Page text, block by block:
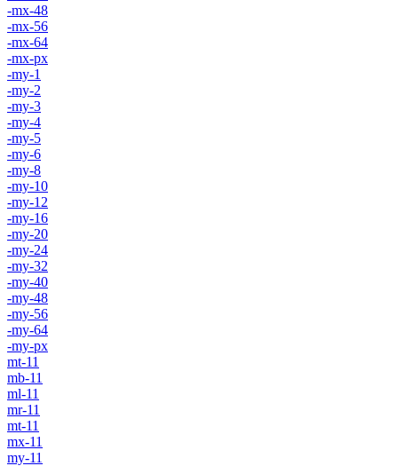
-mx-48
-mx-56
-mx-64
-mx-px
-my-1
-my-2
-my-3
-my-4
-my-5
-my-6
-my-8
-my-10
-my-12
-my-16
-my-20
-my-24
-my-32
-my-40
-my-48
-my-56
-my-64
-my-px
mt-11
mb-11
ml-11
mr-11
mt-11
mx-11
my-11